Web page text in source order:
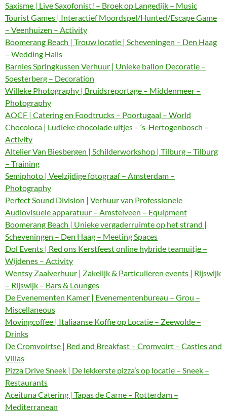
Saxisme | Live Saxofonist! – Broek op Langedijk – Music
Tourist Games | Interactief Moordspel/Hunted/Escape Game
– Veenhuizen – Activity
Boomerang Beach | Trouw locatie | Scheveningen – Den Haag
– Wedding Halls
Barnies Springkussen Verhuur | Unieke ballon Decoratie –
Soesterberg – Decoration
Willeke Photography | Bruidsreportage – Middenmeer –
Photography
AOCF | Catering en Foodtrucks – Poortugaal – World
Chocoloca | Ludieke chocolade uitjes – ‘s-Hertogenbosch –
Activity
Altelier Van Biesbergen | Schilderworkshop | Tilburg – Tilburg
– Training
Semiphoto | Veelzijdige fotograaf – Amsterdam –
Photography
Perfect Sound Division | Verhuur van Professionele
Audiovisuele apparatuur – Amstelveen – Equipment
Boomerang Beach | Unieke vergaderruimte op het strand |
Scheveningen – Den Haag – Meeting Spaces
Dol Events | Red ons Kerstfeest online hybride teamuitje –
Wijdenes – Activity
Wentsy Zaalverhuur | Zakelijk & Particulieren events | Rijswijk
– Rijswijk – Bars & Lounges
De Evenementen Kamer | Evenementenbureau – Grou –
Miscellaneous
Movingcoffee | Italiaanse Koffie op Locatie – Zeewolde –
Drinks
De Cromvoirtse | Bed and Breakfast – Cromvoirt – Castles and
Villas
Pizza Drive Sneek | De lekkerste pizza’s op locatie – Sneek –
Restaurants
Aceituna Catering | Tapas de Carne – Rotterdam –
Mediterranean